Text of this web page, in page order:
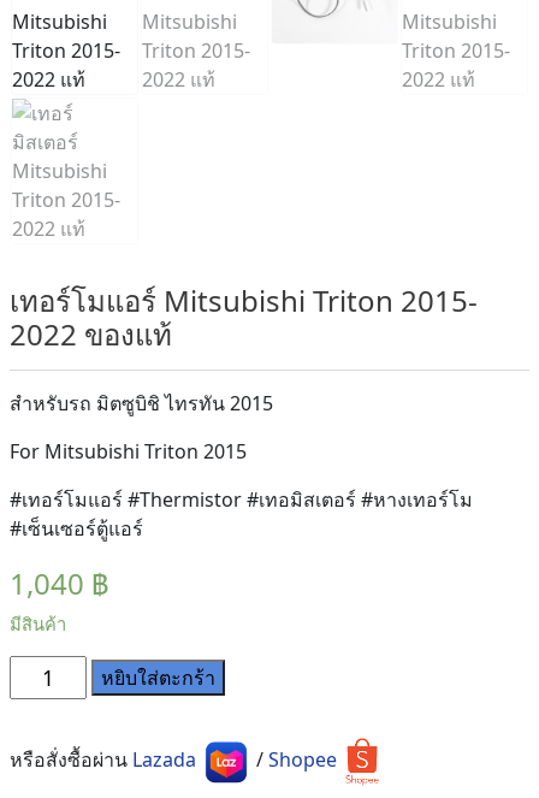
เทอร์โมแอร์ Mitsubishi Triton 2015-
2022 ของแท้
สำหรับรถ มิตซูบิชิ ไทรทัน 2015
For Mitsubishi Triton 2015
#เทอร์โมแอร์ #Thermistor #เทอมิสเตอร์ #หางเทอร์โม
#เซ็นเซอร์ตู้แอร์
1,040 ฿
มีสินค้า
จำนวน
เท
โม
หยิบใส่ตะกร้า
หรือสั่งซื้อผ่าน Lazada /Shopee